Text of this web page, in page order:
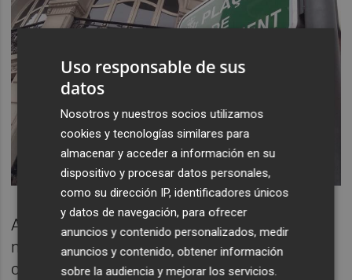
Ahora, un Hard Rock preside la calle en el
número 6 de Marqués de Sotelo, conocido
como edificio Rex, donde una cristalera
Uso responsable de sus
datos
Nosotros y nuestros socios utilizamos
cookies y tecnologías similares para
almacenar y acceder a información en su
dispositivo y procesar datos personales,
como su dirección IP, identificadores únicos
y datos de navegación, para ofrecer
anuncios y contenido personalizados, medir
anuncios y contenido, obtener información
sobre la audiencia y mejorar los servicios.